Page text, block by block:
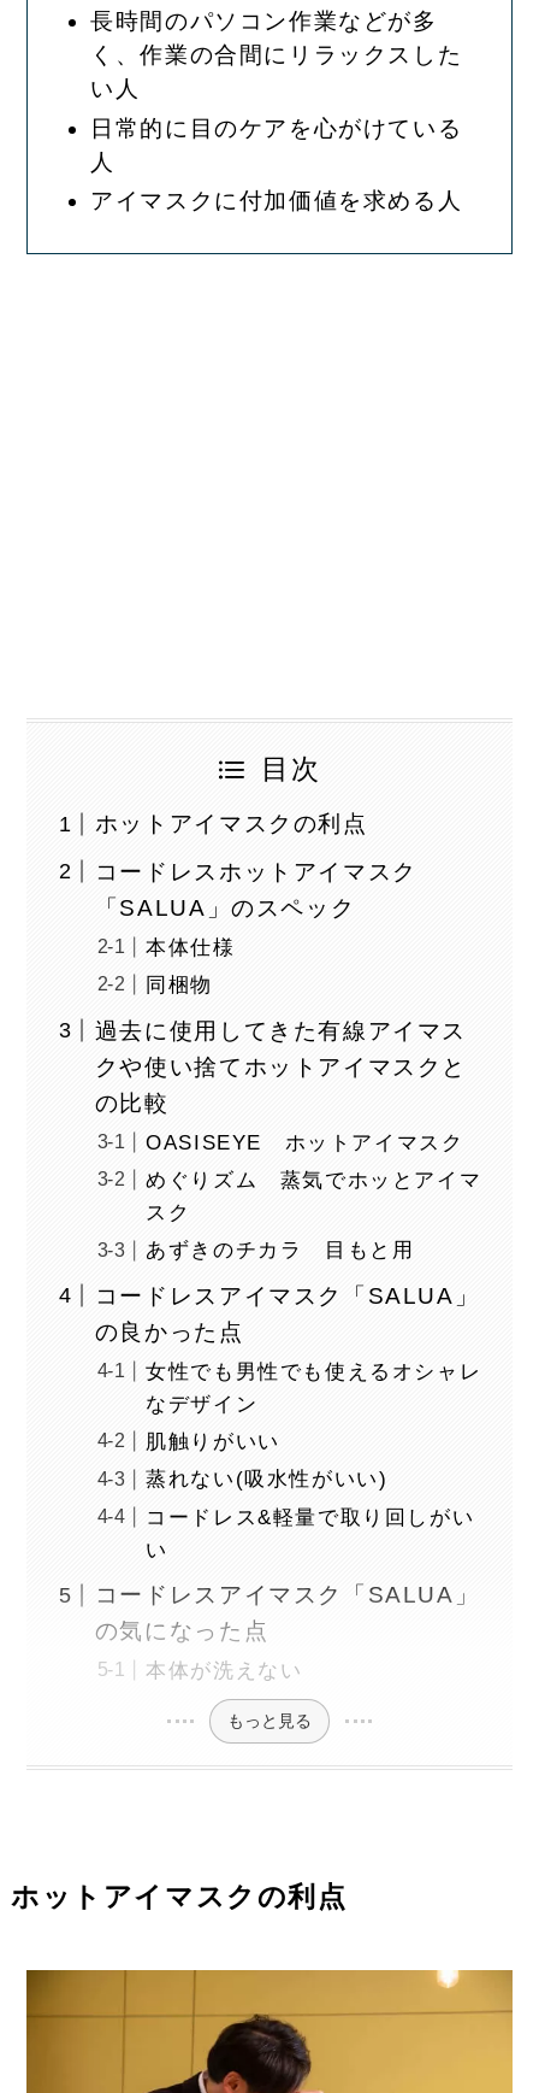
長時間のパソコン作業などが多
く、作業の合間にリラックスした
い人
日常的に目のケアを心がけている
人
アイマスクに付加価値を求める人
目次
ホットアイマスクの利点
コードレスホットアイマスク
「SALUA」のスペック
本体仕様
同梱物
過去に使用してきた有線アイマス
クや使い捨てホットアイマスクと
の比較
OASISEYE ホットアイマスク
めぐりズム 蒸気でホッとアイマ
スク
あずきのチカラ 目もと用
コードレスアイマスク「SALUA」
の良かった点
女性でも男性でも使えるオシャレ
なデザイン
肌触りがいい
蒸れない(吸水性がいい)
コードレス&軽量で取り回しがい
い
コードレスアイマスク「SALUA」
の気になった点
本体が洗えない
もっと見る
ホットアイマスクの利点